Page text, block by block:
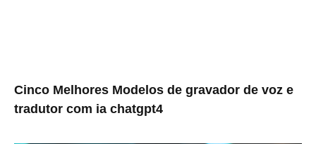
Cinco Melhores Modelos de gravador de voz e
tradutor com ia chatgpt4